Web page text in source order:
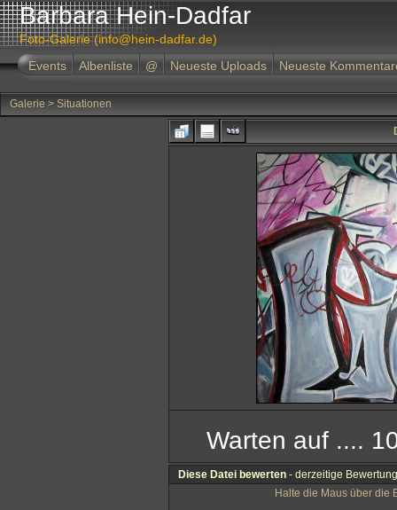
Barbara Hein-Dadfar
Foto-Galerie (info@hein-dadfar.de)
Events
Albenliste @ Neueste Uploads Neueste
Galerie > Situationen
Warten auf ....
Diese Datei bewerten - derzeitige
Halte die Maus über die